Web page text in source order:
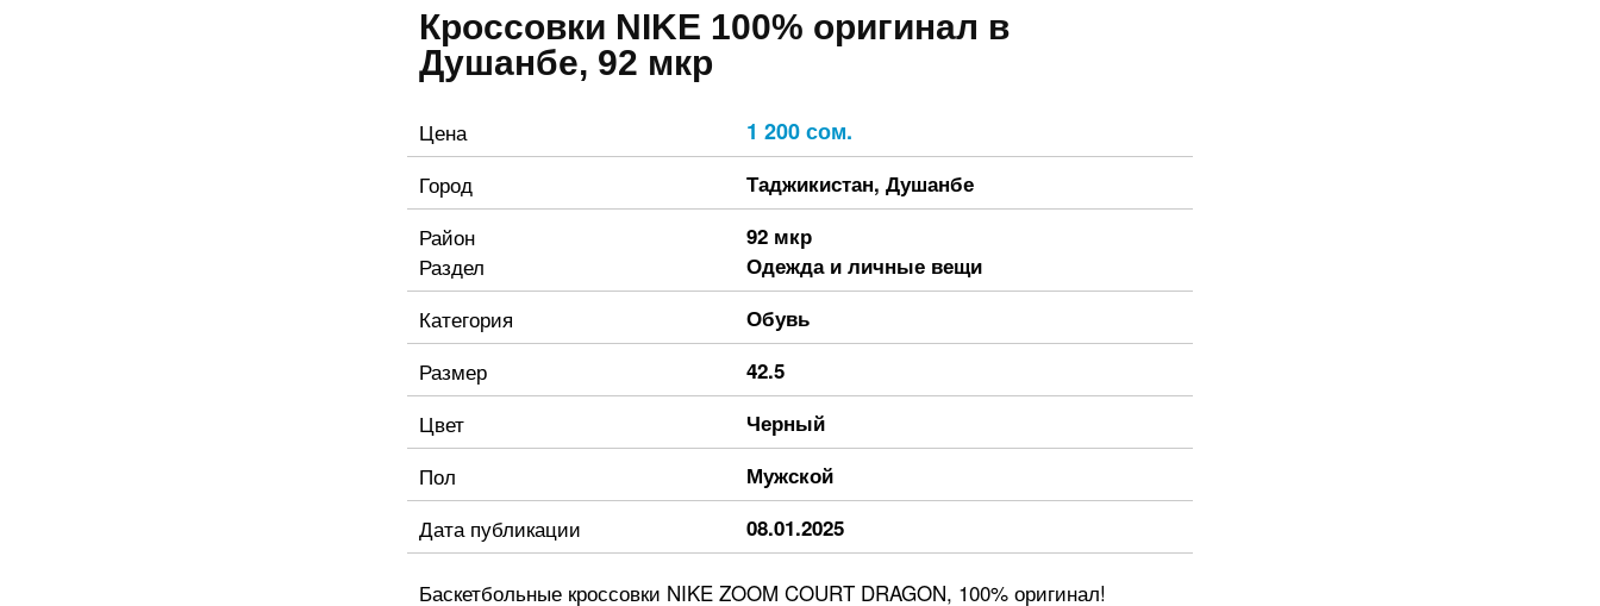
Кроссовки NIKE 100% оригинал в
Душанбе, 92 мкр
Цена 1 200 сом.
Город Таджикистан, Душанбе
Район 92 мкр
Раздел Одежда и личные вещи
Категория Обувь
Размер 42.5
Цвет Черный
Пол Мужской
Дата публикации 08.01.2025
Баскетбольные кроссовки NIKE ZOOM COURT DRAGON, 100% оригинал!